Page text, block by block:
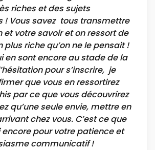
riches et des sujets
! Vous savez tous transmettre
et votre savoir et on ressort de
riche qu’on ne le pensait !
en sont encore au stade de la
pour s’inscrire, je
que vous en ressortirez
par ce que vous découvrirez
qu’une seule envie, mettre en
chez vous. C’est ce que
encore pour votre patience et
communicatif !